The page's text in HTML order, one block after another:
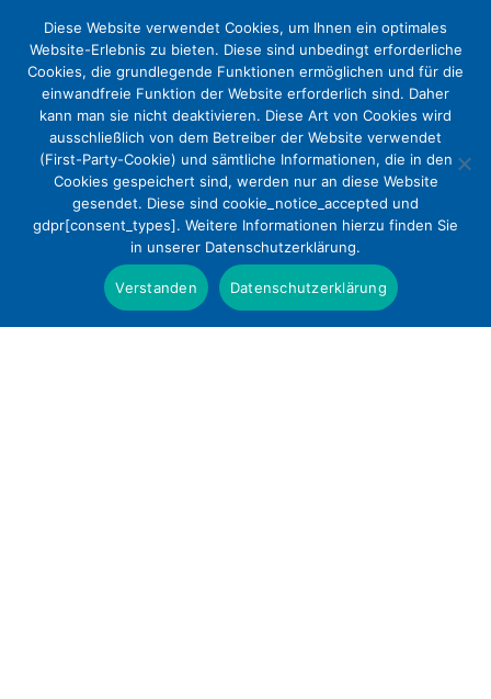
Ungleiche Lebensverhältnisse in
Deutschland
Aktuelles
Diese Website verwendet Cookies, um Ihnen ein optimales
Website-Erlebnis zu bieten. Diese sind unbedingt erforderliche
Cookies, die grundlegende Funktionen ermöglichen und für die
einwandfreie Funktion der Website erforderlich sind. Daher
kann man sie nicht deaktivieren. Diese Art von Cookies wird
ausschließlich von dem Betreiber der Website verwendet
(First-Party-Cookie) und sämtliche Informationen, die in den
Cookies gespeichert sind, werden nur an diese Website
gesendet. Diese sind cookie_notice_accepted und
gdpr[consent_types]. Weitere Informationen hierzu finden Sie
in unserer Datenschutzerklärung.
Verstanden Datenschutzerklärung